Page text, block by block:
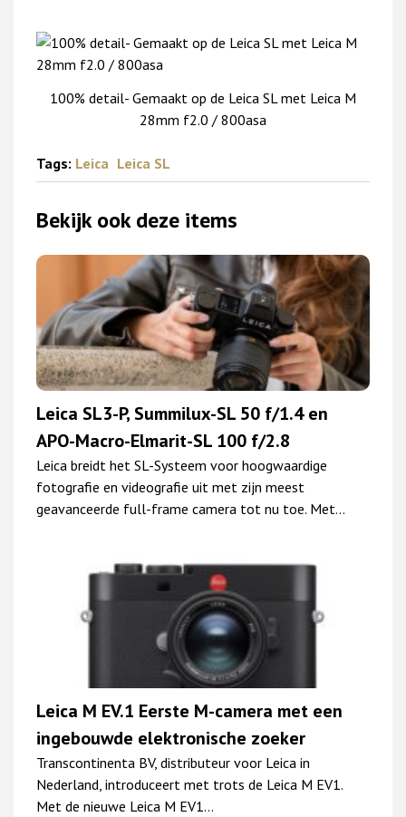
100% detail- Gemaakt op de Leica SL met Leica M
28mm f2.0 / 800asa
Tags: Leica Leica SL
Bekijk ook deze items
Leica SL3-P, Summilux-SL 50 f/1.4 en
APO-Macro-Elmarit-SL 100 f/2.8
Leica breidt het SL-Systeem voor hoogwaardige
fotografie en videografie uit met zijn meest
geavanceerde full-frame camera tot nu toe. Met…
Leica M EV.1 Eerste M-camera met een
ingebouwde elektronische zoeker
Transcontinenta BV, distributeur voor Leica in
Nederland, introduceert met trots de Leica M EV1.
Met de nieuwe Leica M EV1…